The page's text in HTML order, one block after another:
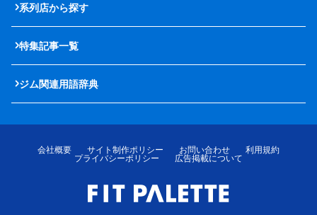
系列店から探す
特集記事一覧
ジム関連用語辞典
会社概要 サイト制作ポリシー お問い合わせ
利用規約
プライバシーポリシー
広告掲載について